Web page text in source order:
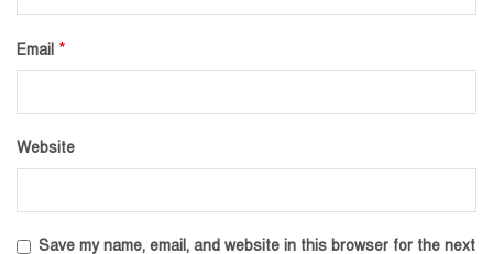
Email *
Website
Save my name, email, and website in this browser for the next